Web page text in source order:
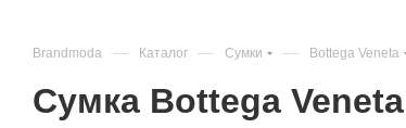
Brandmoda — Каталог — Сумки — Bottega Veneta
Сумка Bottega